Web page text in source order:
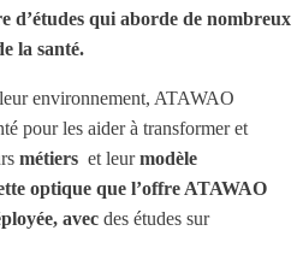
d’études qui aborde de nombreux
la santé.
environnement, ATAWAO
pour les aider à transformer et
métiers et leurmodèle
optique que l’offre ATAWAO
avec des études sur